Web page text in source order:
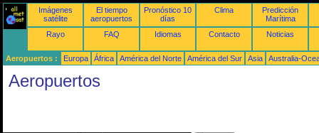
Imágenes
satélite
El tiempo
aeropuertos
Pronóstico 10
días
Clima
Predicción
Marítima
Rayo
FAQ Idiomas Contacto Noticias
Aeropuertos : Europa África América del Norte América del Sur Asia Australia-
Aeropuertos